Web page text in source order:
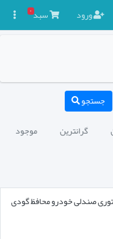
ورود سبد۰
جستجو
گرانترین موجود
صندلی خودرو محافظ گودی